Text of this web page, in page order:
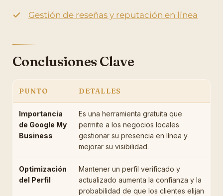
Gestión de reseñas y reputación en línea
Conclusiones Clave
PUNTO DETALLES
Importancia
de Google My
Business
Es una herramienta gratuita que
permite a los negocios locales
gestionar su presencia en línea y
mejorar su visibilidad.
Optimización
del Perfil
Mantener un perfil verificado y
actualizado aumenta la confianza y la
probabilidad de que los clientes elijan